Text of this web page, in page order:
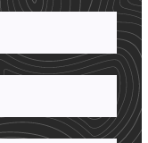
(un petit logo,
qui permet de